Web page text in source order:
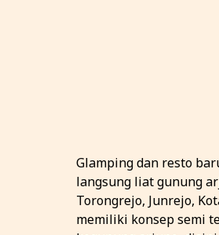
Glamping dan resto
langsung liat gunung
Torongrejo, Junrejo,
memiliki konsep semi